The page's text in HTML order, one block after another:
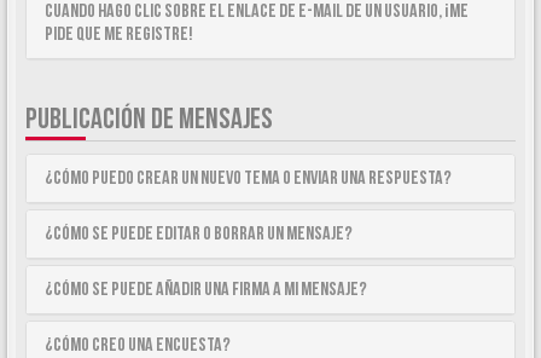
Cuando hago clic sobre el enlace de e-mail de un usuario, ¡me
pide que me registre!
PUBLICACIÓN DE MENSAJES
¿Cómo puedo crear un nuevo tema o enviar una respuesta?
¿Cómo se puede editar o borrar un mensaje?
¿Cómo se puede añadir una firma a mi mensaje?
¿Cómo creo una encuesta?